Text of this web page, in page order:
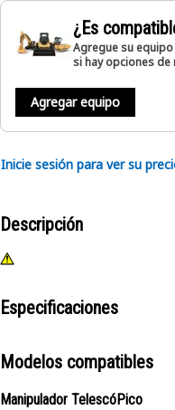
¿Es
Agregue su
si hay opciones
Agregar equipo
Inicie sesión para ver su
Descripción
Especificaciones
Modelos compatibles
Manipulador TelescóPico